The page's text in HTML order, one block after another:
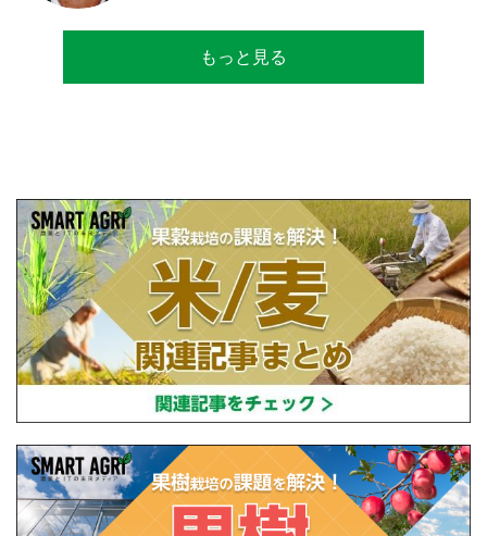
サルティングとして関わり、企業などの依頼
で世界12カ国の良質米生産可能産地を訪問調
もっと見る